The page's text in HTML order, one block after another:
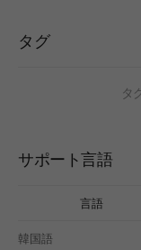
タグ
タ
サポート言語
言語
韓国語